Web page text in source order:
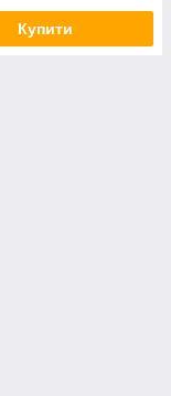
Купити